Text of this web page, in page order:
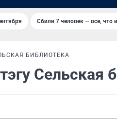
Сбили 7 человек — все, что
БИБЛИОТЕКА
Сельская